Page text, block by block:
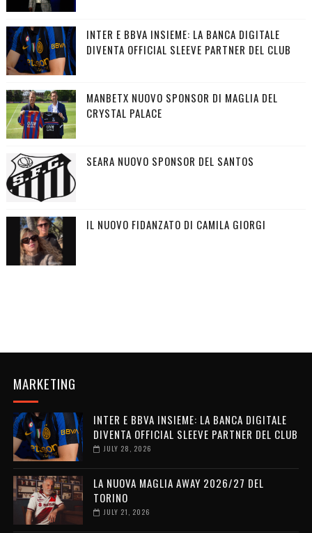
INTER E BBVA INSIEME: LA BANCA DIGITALE
DIVENTA OFFICIAL SLEEVE PARTNER DEL CLUB
MANBETX NUOVO SPONSOR DI MAGLIA DEL
CRYSTAL PALACE
SEARA NUOVO SPONSOR DEL SANTOS
IL NUOVO FIDANZATO DI CAMILA GIORGI
MARKETING
INTER E BBVA INSIEME: LA BANCA DIGITALE
DIVENTA OFFICIAL SLEEVE PARTNER DEL CLUB
JULY 28, 2026
LA NUOVA MAGLIA AWAY 2026/27 DEL
TORINO
JULY 21, 2026